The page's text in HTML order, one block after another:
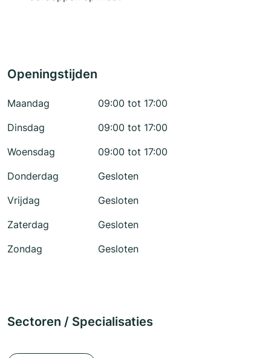
Openingstijden
Maandag
09:00 tot 17:00
Dinsdag
09:00 tot 17:00
Woensdag
09:00 tot 17:00
Donderdag
Gesloten
Vrijdag
Gesloten
Zaterdag
Gesloten
Zondag
Gesloten
Sectoren / Specialisaties